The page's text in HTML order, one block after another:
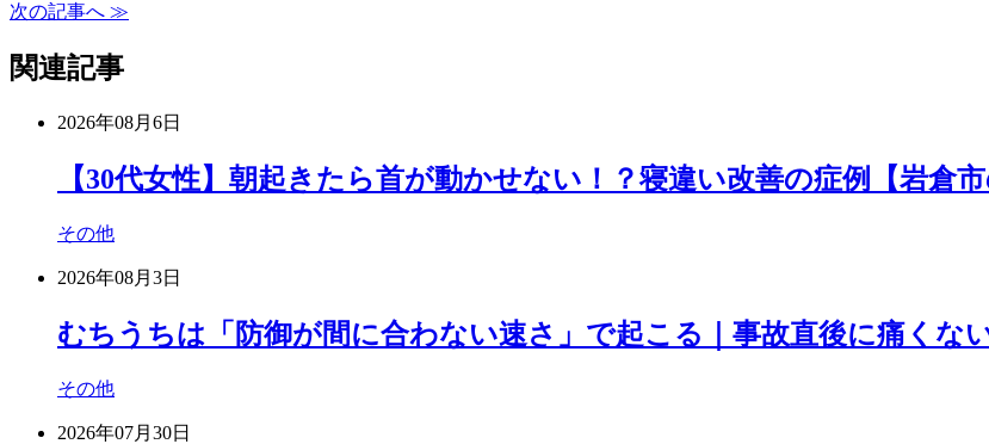
次の記事へ ≫
関連記事
2026年08月6日
【30代女性】朝起きたら首が動かせない！？寝違い改善の症例【岩倉市
その他
2026年08月3日
むちうちは「防御が間に合わない速さ」で起こる｜事故直後に痛くな
その他
2026年07月30日